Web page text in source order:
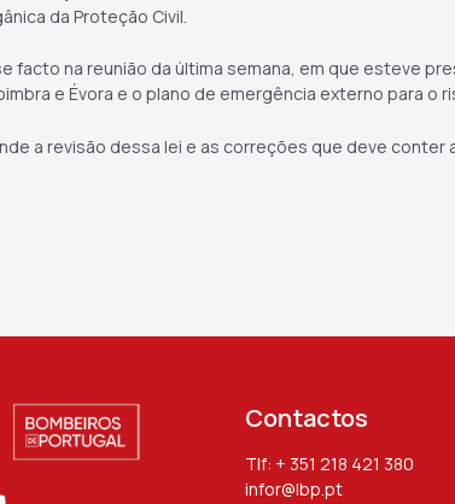
da Proteção Civil.
facto na reunião da última semana, em que esteve
e Évora e o plano de emergência externo para o
a revisão dessa lei e as correções que deve
Contactos
Tlf: + 351 218 421 380
infor@lbp.pt